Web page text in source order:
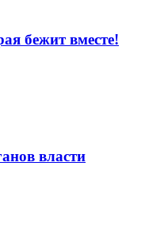
бежит вместе!
власти